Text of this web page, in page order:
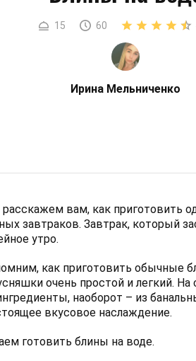
15 60
Ирина Мельниченко
вам, как приготовить
завтраков. Завтрак, который
утро.
как приготовить обычные
очень простой и легкий.
наоборот – из
вкусовое наслаждение.
готовить блины на воде.